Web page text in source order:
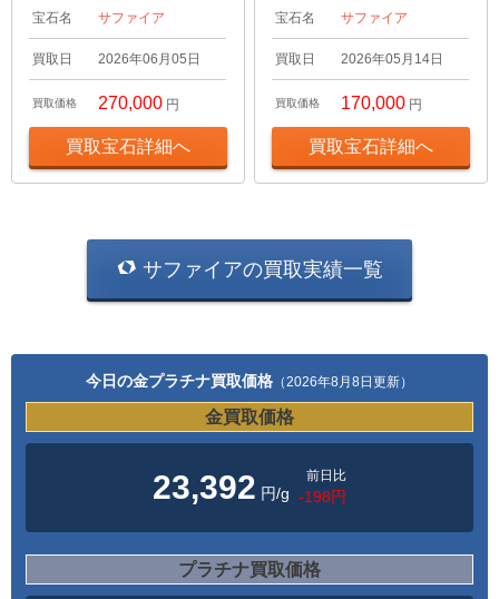
宝石名 サファイア
買取日 2026年06月05日
買取価格 270,000 円
買取宝石詳細へ
宝石名 サファイア
買取日 2026年05月14日
買取価格 170,000 円
買取宝石詳細へ
サファイアの買取実績一覧
今日の金プラチナ買取価格 （2026年8月8日更新）
金買取価格
23,392 円/g
前日比
-198円
プラチナ買取価格